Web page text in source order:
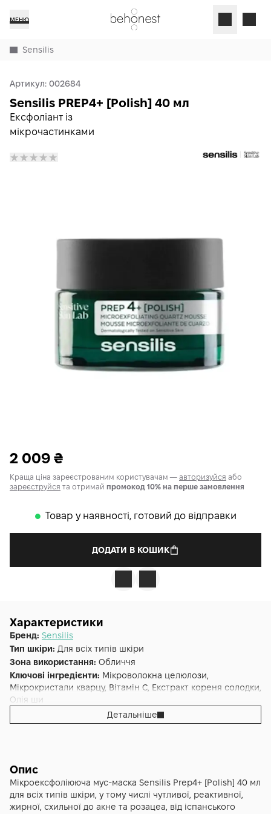
МЕНЮ
Sensilis
Артикул: 002684
Ексфоліант із
мікрочастинками
Sensilis PREP4+ [Polish] 40 мл
2 009 ₴
Краща ціна зареєстрованим користувачам — авторизуйся або
зареєструйся та отримай промокод 10% на перше замовлення
𒊹 Товар у наявності, готовий до відправки
ДОДАТИ В КОШИК
Характеристики
Бренд: Sensilis
Тип шкіри: Для всіх типів шкіри
Зона використання: Обличчя
Ключові інгредієнти: Мікроволокна целюлози,
Мікрокристали кварцу, Вітамін С, Екстракт кореня солодки,
Олія ши
Заспокоєння,Вирівнює тон
Очищення
Детальніше
Опис
Мікроексфоліююча мус-маска Sensilis Prep4+ [Polish] 40 мл
для всіх типів шкіри, у тому числі чутливої, реактивної,
жирної, схильної до акне та розацеа, від іспанського